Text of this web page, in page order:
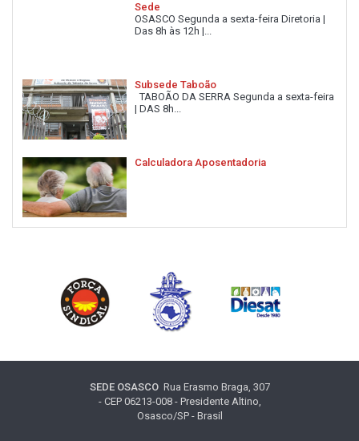
Sede
OSASCO Segunda a sexta-feira Diretoria |
Das 8h às 12h |...
Subsede Taboão
TABOÃO DA SERRA Segunda a sexta-feira
| DAS 8h...
Calculadora Aposentadoria
SEDE OSASCORua Erasmo Braga, 307
- CEP 06213-008 - Presidente Altino,
Osasco/SP - Brasil